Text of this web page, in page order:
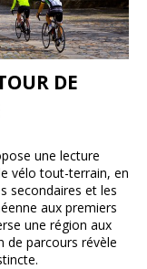
DE
une lecture
vélo tout-terrain, en
secondaires et les
aux premiers
une région aux
de parcours révèle